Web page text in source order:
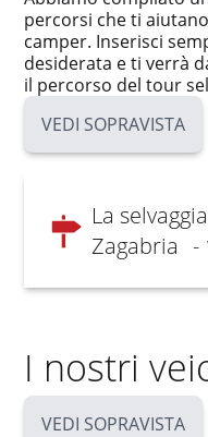
percorsi che ti
camper. Inserisci
desiderata e ti verrà
il percorso del tour
VEDI SOPRAVISTA
La
Zagabria -
I nostri
VEDI SOPRAVISTA